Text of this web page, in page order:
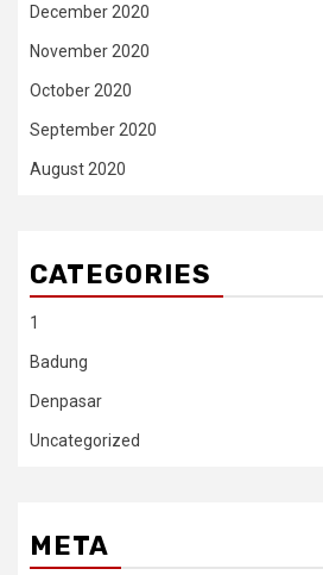
December 2020
November 2020
October 2020
September 2020
August 2020
CATEGORIES
1
Badung
Denpasar
Uncategorized
META